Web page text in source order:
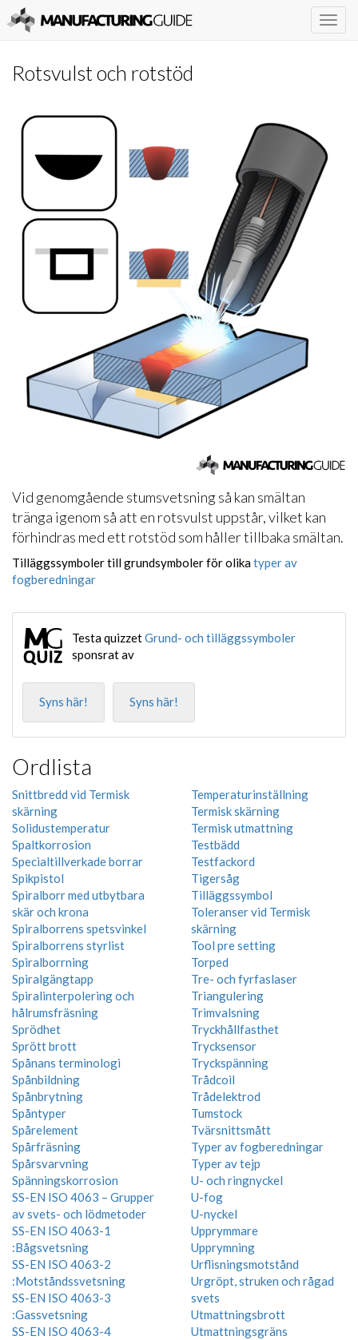
Rotsvulst och rotstöd
Vid genomgående stumsvetsning så kan smältan
tränga igenom så att en rotsvulst uppstår, vilket kan
förhindras med ett rotstöd som håller tillbaka smältan.
Tilläggssymboler till grundsymboler för olikatyper av
fogberedningar
Testa quizzetGrund- och tilläggssymboler
sponsrat av
Syns här! Syns här!
Ordlista
Snittbredd vid Termisk
skärning
Solidustemperatur
Spaltkorrosion
Specialtillverkade borrar
Spikpistol
Spiralborr med utbytbara
skär och krona
Spiralborrens spetsvinkel
Spiralborrens styrlist
Spiralborrning
Spiralgängtapp
Spiralinterpolering och
hålrumsfräsning
Sprödhet
Sprött brott
Spånans terminologi
Spånbildning
Spånbrytning
Spåntyper
Spårelement
Spårfräsning
Spårsvarvning
Spänningskorrosion
SS-EN ISO 4063 – Grupper
av svets- och lödmetoder
SS-EN ISO 4063-1
:Bågsvetsning
SS-EN ISO 4063-2
:Motståndssvetsning
SS-EN ISO 4063-3
:Gassvetsning
SS-EN ISO 4063-4
Temperaturinställning
Termisk skärning
Termisk utmattning
Testbädd
Testfackord
Tigersåg
Tilläggssymbol
Toleranser vid Termisk
skärning
Tool pre setting
Torped
Tre- och fyrfaslaser
Triangulering
Trimvalsning
Tryckhållfasthet
Trycksensor
Tryckspänning
Trådcoil
Trådelektrod
Tumstock
Tvärsnittsmått
Typer av fogberedningar
Typer av tejp
U- och ringnyckel
U-fog
U-nyckel
Upprymmare
Upprymning
Urflisningsmotstånd
Urgröpt, struken och rågad
svets
Utmattningsbrott
Utmattningsgräns